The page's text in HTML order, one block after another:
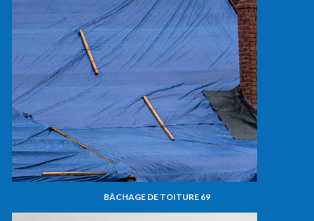
BÂCHAGE DE TOITURE 69